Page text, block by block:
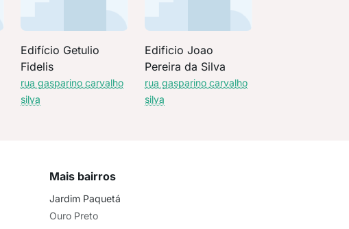
Edifício Getulio
Fidelis
rua gasparino carvalho
silva
Edificio Joao
Pereira da Silva
rua gasparino carvalho
silva
Mais bairros
Jardim Paquetá
Ouro Preto